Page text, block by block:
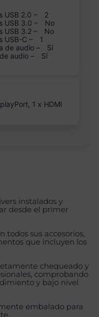
USB 2.0 –
2
USB 3.0 –
No
USB 3.2 –
No
USB-C –
1
de audio –
Sí
audio –
Sí
1 x HDMI
instalados y
desde el primer
todos sus accesorios,
que incluyen los
chequeado y
comprobando
y bajo nivel
embalado para